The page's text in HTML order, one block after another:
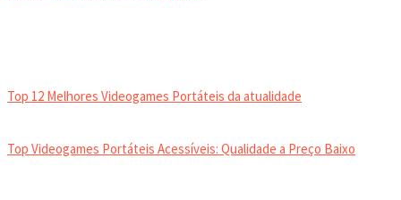
Top 12 Melhores Videogames Portáteis da atualidade
Top Videogames Portáteis Acessíveis: Qualidade a Preço Baixo